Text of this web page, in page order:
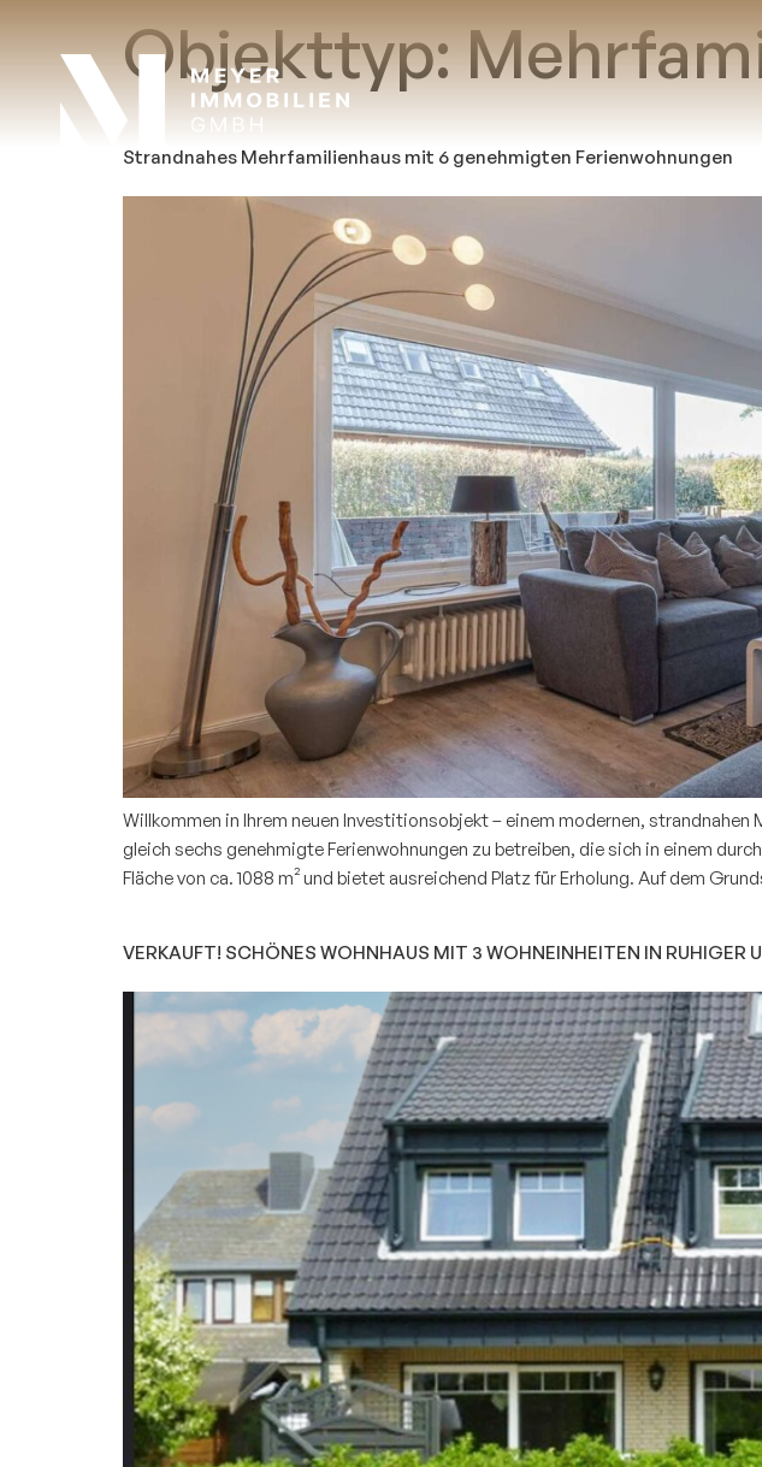
Objekttyp:
Strandnahes Mehrfamilienhaus mit 6 genehmigten Ferienwohnungen
Willkommen in Ihrem neuen Investitionsobjekt – einem modernen,
gleich sechs genehmigte Ferienwohnungen zu betreiben, die sich in einem
Fläche von ca. 1088 m² und bietet ausreichend Platz für Erholung. Auf dem
VERKAUFT! SCHÖNES WOHNHAUS MIT 3 WOHNEINHEITEN IN RUHIGER